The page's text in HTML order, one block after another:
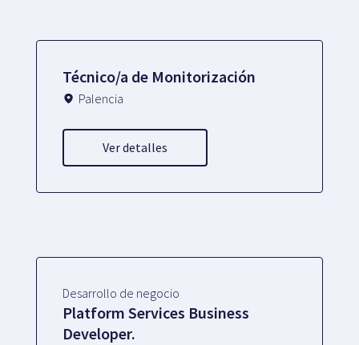
Técnico/a de Monitorización
Palencia
Ver detalles
Desarrollo de negocio
Platform Services Business
Developer.